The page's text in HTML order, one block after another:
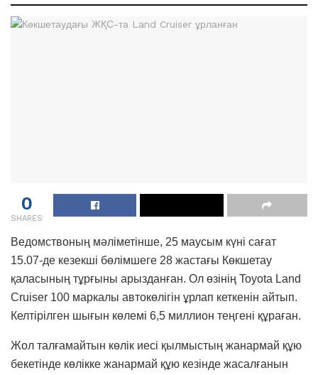
0
SHARES
Ведомствоның мәліметінше, 25 маусым күні сағат
15.07-де кезекші бөлімшеге 28 жастағы Көкшетау
қаласының тұрғыны арызданған. Ол өзінің Toyota Land
Cruiser 100 маркалы автокөлігін ұрлап кеткенін айтып.
Келтірілген шығын көлемі 6,5 миллион теңгені құраған.
Жол талғамайтын көлік иесі қылмыстың жанармай құю
бекетінде көлікке жанармай құю кезінде жасалғанын